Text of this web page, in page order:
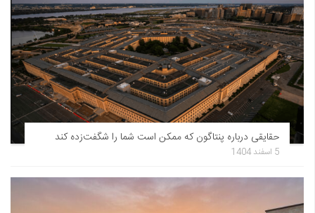
حقایقی درباره پنتاگون که ممکن است شما را شگفت‌زده کند
5 اسفند 1404